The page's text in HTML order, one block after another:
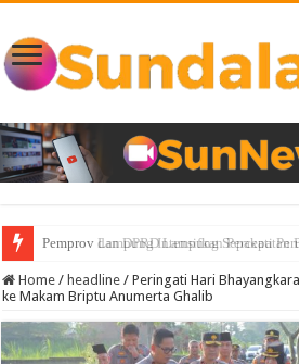
Pemprov Lampung Intensifkan
Home / headline / Peringati Hari
ke Makam Briptu Anumerta Ghalib